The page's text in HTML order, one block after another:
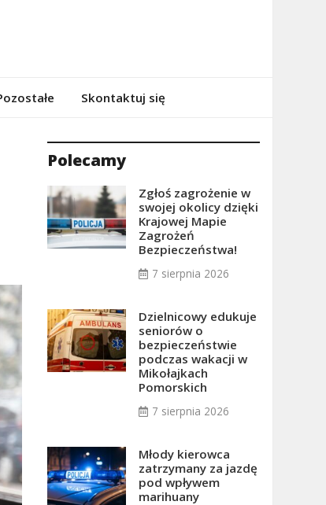
Skontaktuj się
Polecamy
Zgłoś zagrożenie w
swojej okolicy dzięki
Krajowej Mapie
Zagrożeń
Bezpieczeństwa!
7 sierpnia 2026
Dzielnicowy edukuje
seniorów o
bezpieczeństwie
podczas wakacji w
Mikołajkach
Pomorskich
7 sierpnia 2026
Młody kierowca
zatrzymany za jazdę
pod wpływem
marihuany